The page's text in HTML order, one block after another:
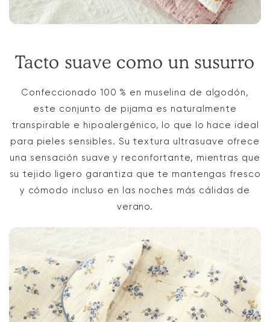
Tacto suave como un susurro
Confeccionado 100 % en muselina de algodón,
este conjunto de pijama es naturalmente
transpirable e hipoalergénico, lo que lo hace ideal
para pieles sensibles. Su textura ultrasuave ofrece
una sensación suave y reconfortante, mientras que
su tejido ligero garantiza que te mantengas fresco
y cómodo incluso en las noches más cálidas de
verano.